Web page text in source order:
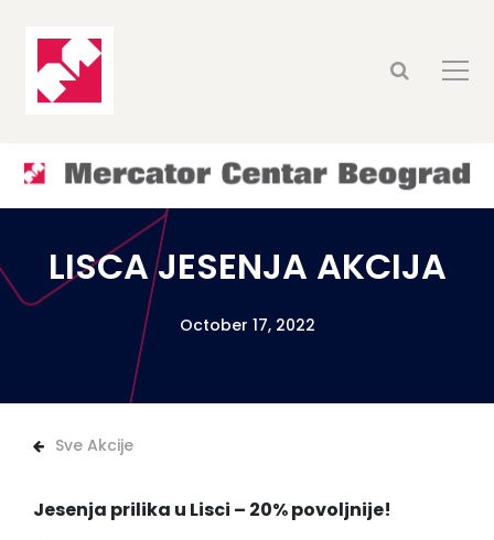
LISCA JESENJA AKCIJA
October 17, 2022
Sve Akcije
Jesenja prilika u Lisci – 20% povoljnije!